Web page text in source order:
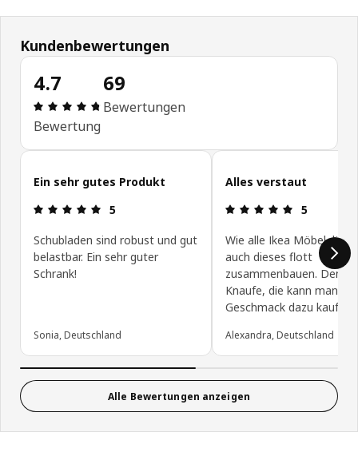
Kundenbewertungen
4.7
Bewertung: 4.7 von 5 Sterne Alle Bewertungen:
Bewertung
69
Bewertungen
Kundenbewertungen überspringen
Ein sehr gutes Produkt
Bewertung: 5 von 5 Sterne
5
Schubladen sind robust und gut
belastbar. Ein sehr guter
Schrank!
Sonia, Deutschland
Alles verstaut
5
Wie alle Ikea Möbel,
auch dieses flott
zusammenbauen. Denkt
Knaufe, die kann man
Geschmack dazu kaufen.
Alexandra, Deutschland
Alle Bewertungen anzeigen